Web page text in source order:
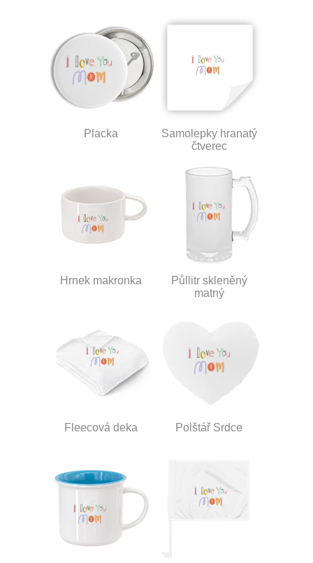
Placka
Samolepky hranatý
čtverec
Hrnek makronka
Půllitr skleněný
matný
Fleecová deka Polštář Srdce